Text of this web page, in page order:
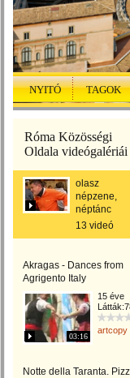
NYITÓ TAGOK
Róma Közösségi
Oldala videógalériái
olasz
népzene,
néptánc
13 videó
Akragas - Dances from
Agrigento Italy
03:16
15 éve
artcopy
Notte della Taranta.